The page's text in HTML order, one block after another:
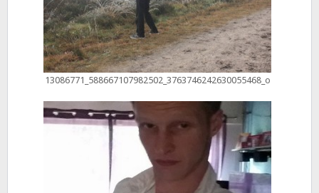
13086771_588667107982502_3763746242630055468_o